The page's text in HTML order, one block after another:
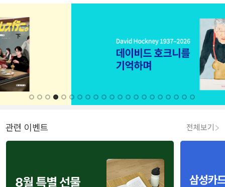
관련 이벤트 전체보기